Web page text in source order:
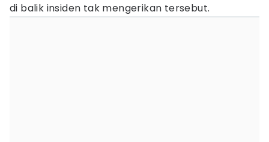
di balik insiden tak mengerikan tersebut.